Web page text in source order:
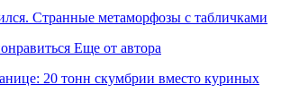
Странные метаморфозы с табличками
Еще от автора
20 тонн скумбрии вместо куриных